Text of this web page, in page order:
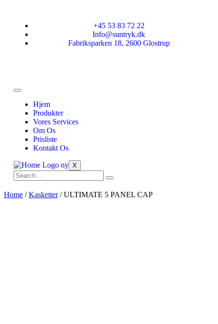
+45 53 83 72 22
Info@suntryk.dk
Fabriksparken 18, 2600 Glostrup
Hjem
Produkter
Vores Services
Om Os
Prisliste
Kontakt Os
X
Home /Kasketter/ ULTIMATE 5 PANEL CAP